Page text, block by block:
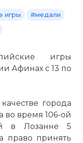
игры
#медали
игры
Афинах с 13 по
города
время 106-ой
в Лозанне 5
право принять